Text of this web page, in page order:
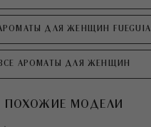
ДЛЯ ЖЕНЩИН FUEGUIA
ВСЕ АРОМАТЫ ДЛЯ ЖЕНЩИН
ПОХОЖИЕ МОДЕЛИ